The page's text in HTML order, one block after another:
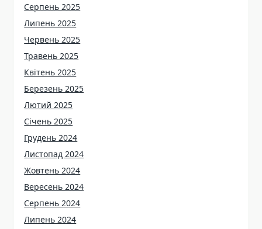
Серпень 2025
Липень 2025
Червень 2025
Травень 2025
Квітень 2025
Березень 2025
Лютий 2025
Січень 2025
Грудень 2024
Листопад 2024
Жовтень 2024
Вересень 2024
Серпень 2024
Липень 2024